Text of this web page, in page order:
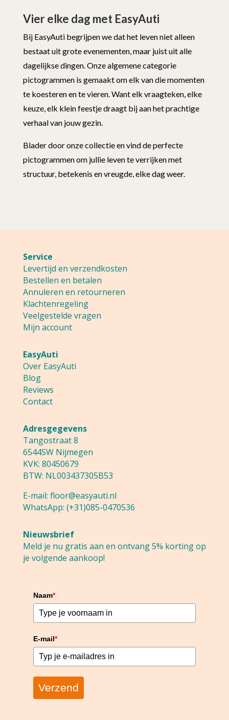
Vier elke dag met EasyAuti
Bij EasyAuti begrijpen we dat het leven niet alleen
bestaat uit grote evenementen, maar juist uit alle
dagelijkse dingen. Onze algemene categorie
pictogrammen is gemaakt om elk van die momenten
te koesteren en te vieren. Want elk vraagteken, elke
keuze, elk klein feestje draagt bij aan het prachtige
verhaal van jouw gezin.
Blader door onze collectie en vind de perfecte
pictogrammen om jullie leven te verrijken met
structuur, betekenis en vreugde, elke dag weer.
Service
Levertijd en verzendkosten
Bestellen en betalen
Annuleren en retourneren
Klachtenregeling
Veelgestelde vragen
Mijn account
EasyAuti
Over EasyAuti
Blog
Reviews
Contact
Adresgegevens
Tangostraat 8
6544SW Nijmegen
KVK: 80450679
BTW: NL003437305B53
E-mail: floor@easyauti.nl
WhatsApp: (+31)085-0470536
Nieuwsbrief
Meld je nu gratis aan en ontvang 5% korting op
je volgende aankoop!
Naam*
E-mail*
Verzend